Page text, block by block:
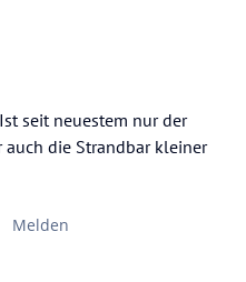
seit neuestem nur der
die Strandbar kleiner
Melden